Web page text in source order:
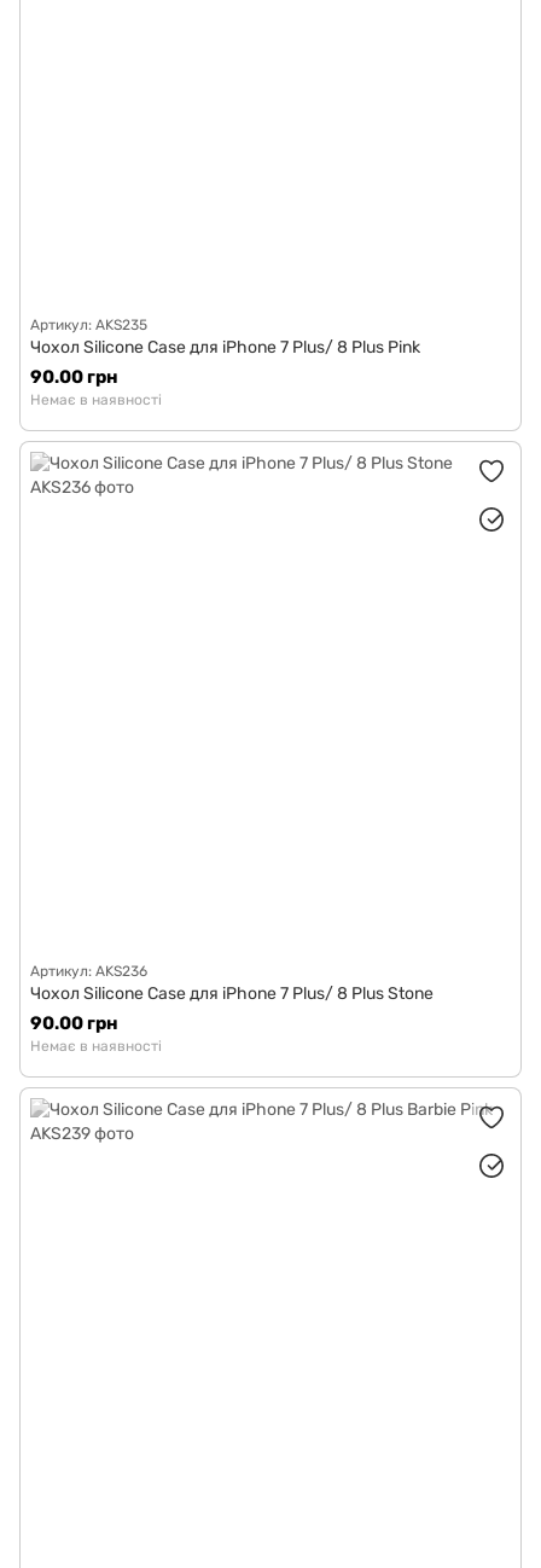
Артикул: AKS235
Чохол Silicone Case для iPhone 7 Plus/ 8 Plus Pink
90.00 грн
Немає в наявності
Артикул: AKS236
Чохол Silicone Case для iPhone 7 Plus/ 8 Plus Stone
90.00 грн
Немає в наявності